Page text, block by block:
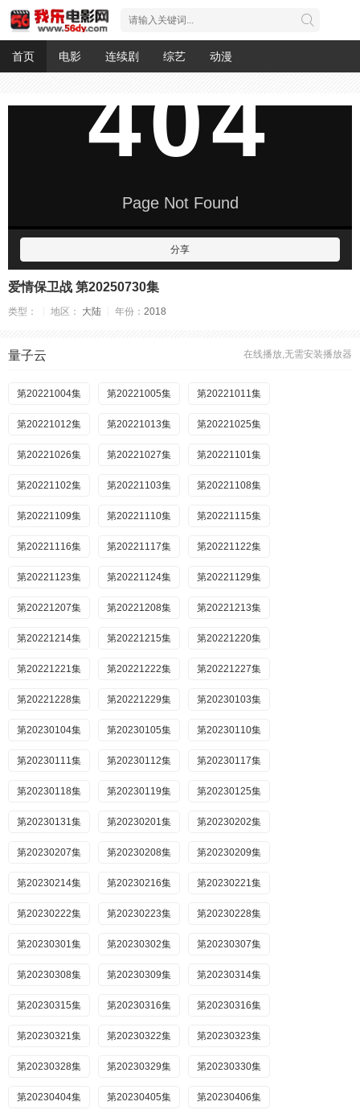
首页 电影 连续剧 综艺 动漫
分享
爱情保卫战 第20250730集
类型： 地区： 大陆 年份： 2018
在线播放,无需安装播放器
量子云
第20221004集 第20221005集 第20221011集
第20221012集 第20221013集 第20221025集
第20221026集 第20221027集 第20221101集
第20221102集 第20221103集 第20221108集
第20221109集 第20221110集 第20221115集
第20221116集 第20221117集 第20221122集
第20221123集 第20221124集 第20221129集
第20221207集 第20221208集 第20221213集
第20221214集 第20221215集 第20221220集
第20221221集 第20221222集 第20221227集
第20221228集 第20221229集 第20230103集
第20230104集 第20230105集 第20230110集
第20230111集 第20230112集 第20230117集
第20230118集 第20230119集 第20230125集
第20230131集 第20230201集 第20230202集
第20230207集 第20230208集 第20230209集
第20230214集 第20230216集 第20230221集
第20230222集 第20230223集 第20230228集
第20230301集 第20230302集 第20230307集
第20230308集 第20230309集 第20230314集
第20230315集 第20230316集 第20230316集
第20230321集 第20230322集 第20230323集
第20230328集 第20230329集 第20230330集
第20230404集 第20230405集 第20230406集